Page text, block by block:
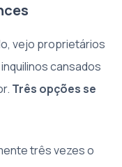
vejo proprietários
cansados
Três opções se
três vezes o